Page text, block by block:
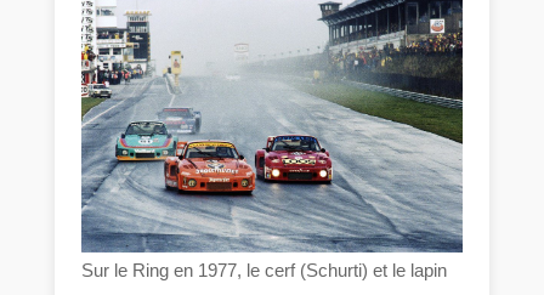
Sur le Ring en 1977, le cerf (Schurti) et le lapin